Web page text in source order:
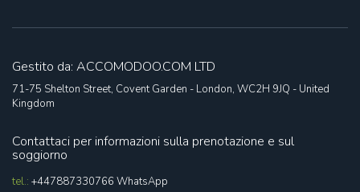
Gestito da: ACCOMODOO.COM LTD
71-75 Shelton Street, Covent Garden - London, WC2H 9JQ - United
Kingdom
Contattaci per informazioni sulla prenotazione e sul
soggiorno
tel.: +447887330766WhatsApp